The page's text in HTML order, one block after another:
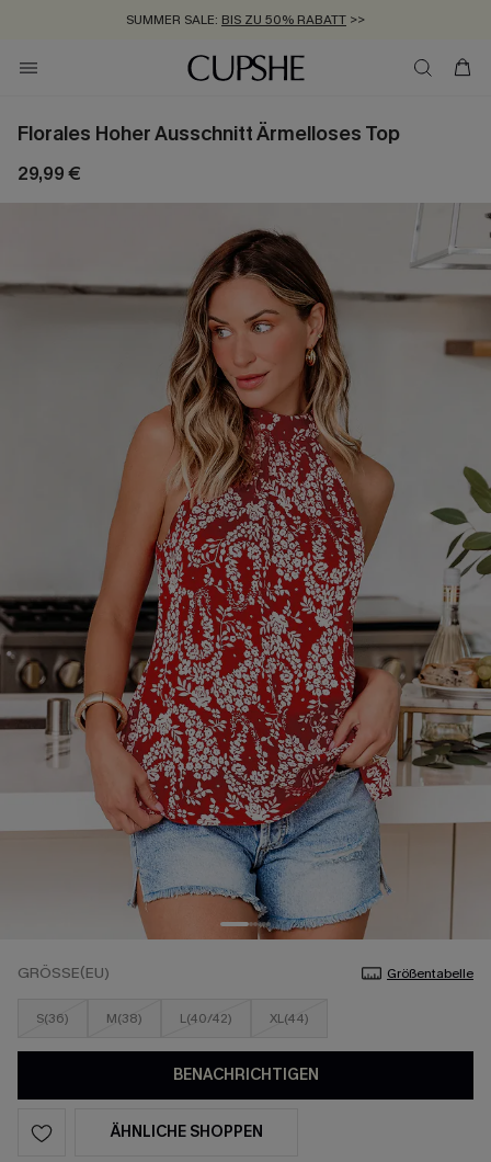
SUMMER SALE: BIS ZU 50% RABATT >>
ZUM NEWSLETTER:BIS ZU -20% EXTRA ERHALTEN
KOSTENLOSER VERSAND AB 89 €
Florales Hoher Ausschnitt Ärmelloses Top
29,99 €
GRÖSSE(EU) Größentabelle
S(36) M(38) L(40/42) XL(44)
BENACHRICHTIGEN
ÄHNLICHE SHOPPEN